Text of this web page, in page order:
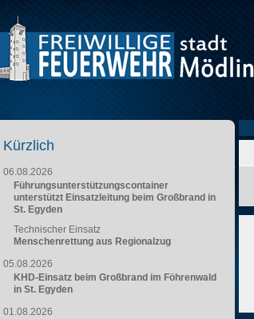
Kürzlich
06.08.2026
Führungsunterstützungscontainer
unterstützt Einsatzleitung beim Großbrand in
St. Egyden
Technischer Einsatz
Menschenrettung aus Regionalzug
05.08.2026
KHD-Einsatz beim Großbrand im Föhrenwald
in St. Egyden
01.08.2026